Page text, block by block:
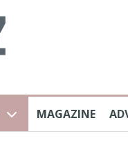
MAGAZINE